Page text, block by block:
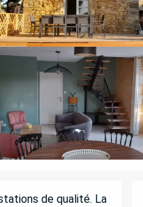
de qualité. La